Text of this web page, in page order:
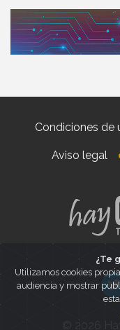
Condiciones de
Aviso legal
© 2026
¿Te
Utilizamos cookies
audiencia y mostrar